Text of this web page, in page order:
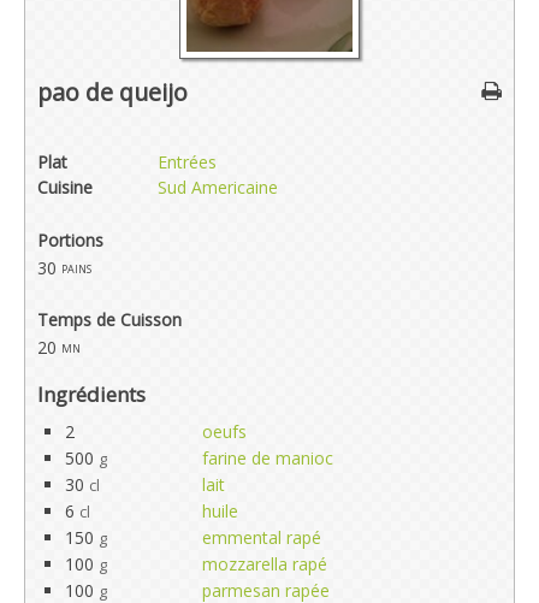
pao de queijo
Plat
Entrées
Cuisine
Sud Americaine
Portions
30 pains
Temps de Cuisson
20 mn
Ingrédients
2
oeufs
500 g
farine de manioc
30 cl
lait
6 cl
huile
150 g
emmental rapé
100 g
mozzarella rapé
100 g
parmesan rapée